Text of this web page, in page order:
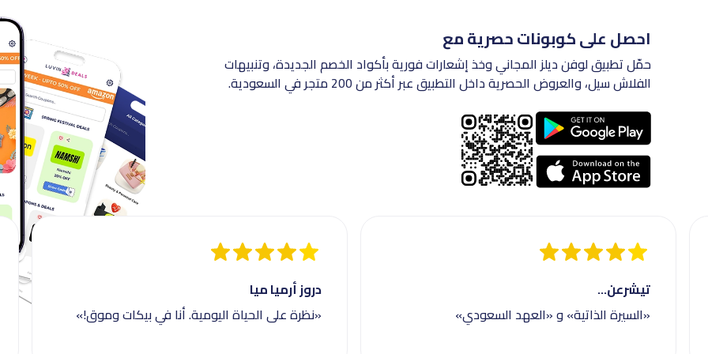
احصل على كوبونات حصرية مع
حمّل تطبيق لوفن ديلز المجاني وخذ إشعارات فورية بأكواد الخصم الجديدة، وتنبيهات
الفلاش سيل، والعروض الحصرية داخل التطبيق عبر أكثر من 200 متجر في السعودية.
تيشرعن...
«السيرة الذاتية» و «العهد السعودي»
دروز أرميا ميا
«نظرة على الحياة اليومية. أنا في بيكات وموق!»